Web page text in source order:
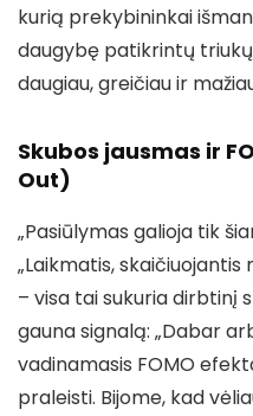
kurią prekybininkai
daugybę patikrintų
daugiau, greičiau ir
Skubos jausmas ir
Out)
„Pasiūlymas galioja tik
„Laikmatis,
– visa tai sukuria dirbtinį
gauna signalą: „Dabar
vadinamasis FOMO
praleisti. Bijome, kad